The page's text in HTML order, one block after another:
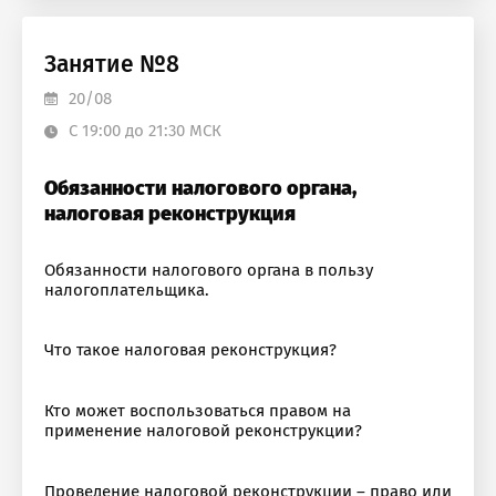
Занятие №8
20/08
С 19:00 до 21:30 МСК
Обязанности налогового органа,
налоговая реконструкция
Обязанности налогового органа в пользу
налогоплательщика.
Что такое налоговая реконструкция?
Кто может воспользоваться правом на
применение налоговой реконструкции?
Проведение налоговой реконструкции – право или
Оставить заявку
с сайтом или
заметили ошибку?
₽ ₽
выгода:
бесплатно
Оставить заявку